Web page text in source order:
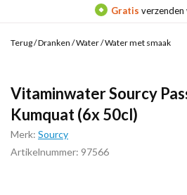
Gratisverzenden
Terug/Dranken /Water/Water met smaak
Vitaminwater Sourcy
Kumquat (6x 50cl)
Merk: Sourcy
Artikelnummer: 97566